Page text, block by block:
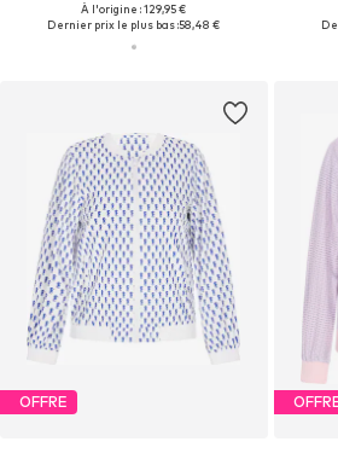
À l'origine : 129,95 €
Dernier prix le plus bas :58,48 €
OFFRE